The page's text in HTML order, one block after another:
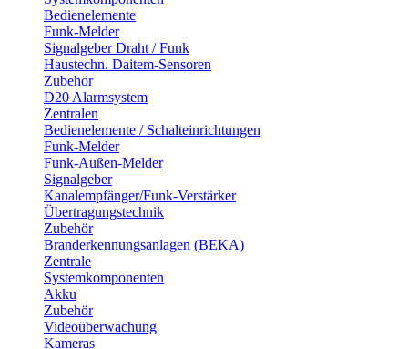
Bedienelemente
Funk-Melder
Signalgeber Draht / Funk
Haustechn. Daitem-Sensoren
Zubehör
D20 Alarmsystem
Zentralen
Bedienelemente / Schalteinrichtungen
Funk-Melder
Funk-Außen-Melder
Signalgeber
Kanalempfänger/Funk-Verstärker
Übertragungstechnik
Zubehör
Branderkennungsanlagen (BEKA)
Zentrale
Systemkomponenten
Akku
Zubehör
Videoüberwachung
Kameras